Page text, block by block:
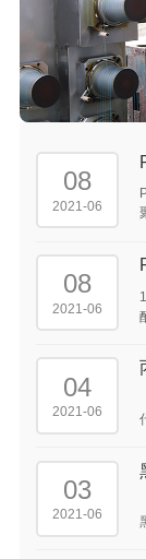
08
2021-06
08
2021-06
04
2021-06
03
2021-06